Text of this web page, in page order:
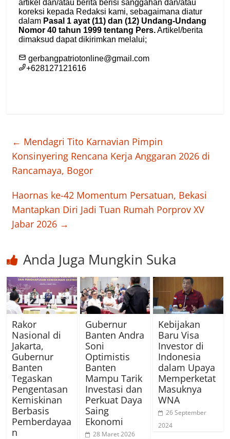
← Mendagri Tito Karnavian Pimpin
Konsinyering Rencana Kerja Anggaran 2026 di
Rancamaya, Bogor
Haornas ke-42 Momentum Persatuan, Bekasi
Mantapkan Diri Jadi Tuan Rumah Porprov XV
Jabar 2026 →
Anda Juga Mungkin Suka
Rakor
Nasional di
Jakarta,
Gubernur
Banten
Tegaskan
Pengentasan
Kemiskinan
Berbasis
Pemberdayaa
n
Gubernur
Banten Andra
Soni
Optimistis
Banten
Mampu Tarik
Investasi dan
Perkuat Daya
Saing
Ekonomi
28 Maret 2026
Kebijakan
Baru Visa
Investor di
Indonesia
dalam Upaya
Memperketat
Masuknya
WNA
26 September
2024